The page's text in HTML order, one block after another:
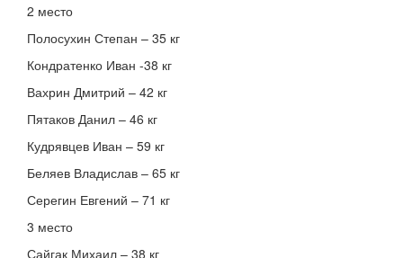
2 место
Полосухин Степан – 35 кг
Кондратенко Иван -38 кг
Вахрин Дмитрий – 42 кг
Пятаков Данил – 46 кг
Кудрявцев Иван – 59 кг
Беляев Владислав – 65 кг
Серегин Евгений – 71 кг
3 место
Сайгак Михаил – 38 кг